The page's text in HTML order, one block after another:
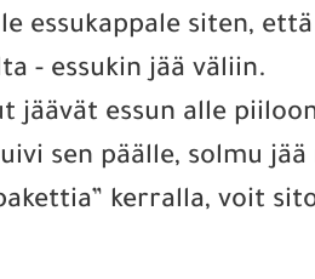
essukappale siten,
- essukin jää väliin.
jäävät essun alle
sen päälle, solmu jää
kerralla, voit